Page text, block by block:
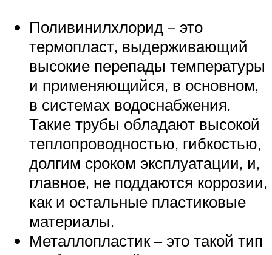
Поливинилхлорид – это
термопласт, выдерживающий
высокие перепады температуры
и применяющийся, в основном,
в системах водоснабжения.
Такие трубы обладают высокой
теплопроводностью, гибкостью,
долгим сроком эксплуатации, и,
главное, не поддаются коррозии,
как и остальные пластиковые
материалы.
Металлопластик – это такой тип